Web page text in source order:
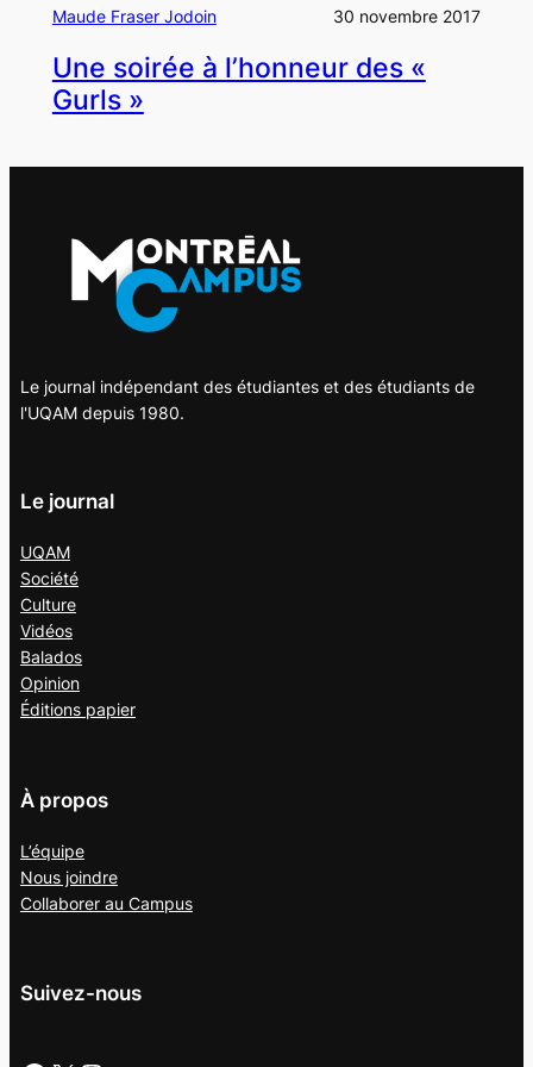
Maude Fraser Jodoin 30 novembre 2017
Une soirée à l’honneur des «
Gurls »
Le journal indépendant des étudiantes et des étudiants de
l'UQAM depuis 1980.
Le journal
UQAM
Société
Culture
Vidéos
Balados
Opinion
Éditions papier
À propos
L’équipe
Nous joindre
Collaborer au Campus
Suivez-nous